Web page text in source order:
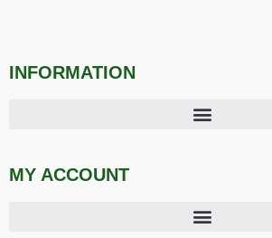
INFORMATION
MY ACCOUNT